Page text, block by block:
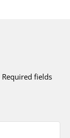
Required fields